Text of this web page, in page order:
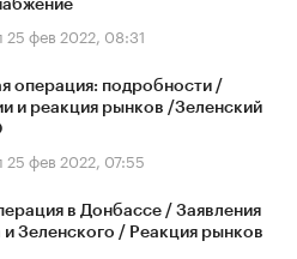
25 фев 2022, 08:31
операция: подробности /
и реакция рынков /Зеленский
25 фев 2022, 07:55
в Донбассе / Заявления
и Зеленского / Реакция рынков